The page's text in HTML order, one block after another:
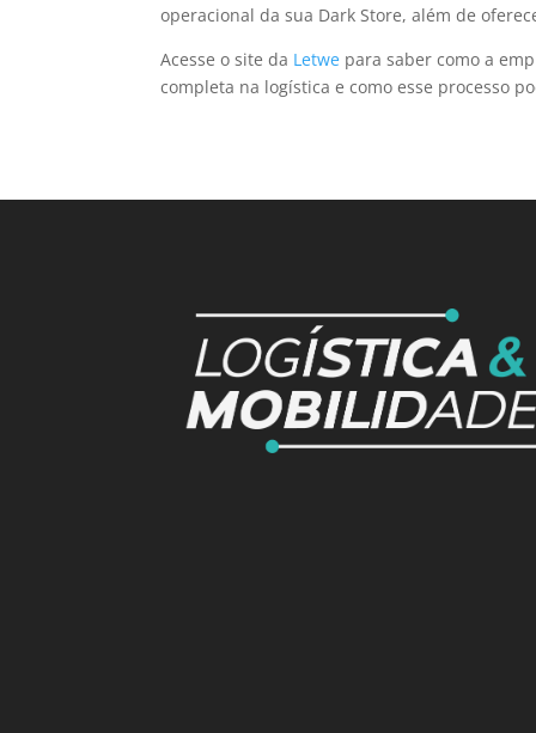
operacional da sua Dark Store, além de
Acesse o site da Letwe para saber como a
completa na logística e como esse processo